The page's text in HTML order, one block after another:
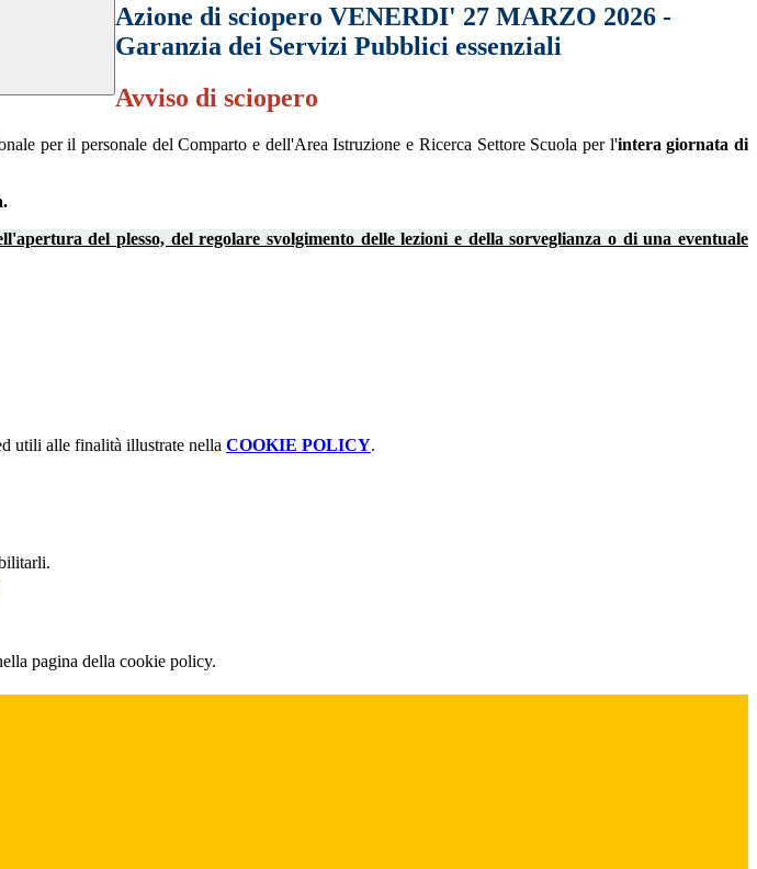
Azione di sciopero VENERDI' 27 MARZO 2026 -
Garanzia dei Servizi Pubblici essenziali
Avviso di sciopero
per il personale del Comparto e dell'Area Istruzione e Ricerca Settore Scuola per l'intera giornata di
del plesso, del regolare svolgimento delle lezioni e della sorveglianza o di una eventuale
utili alle finalità illustrate nella COOKIE POLICY.
pagina della cookie policy.